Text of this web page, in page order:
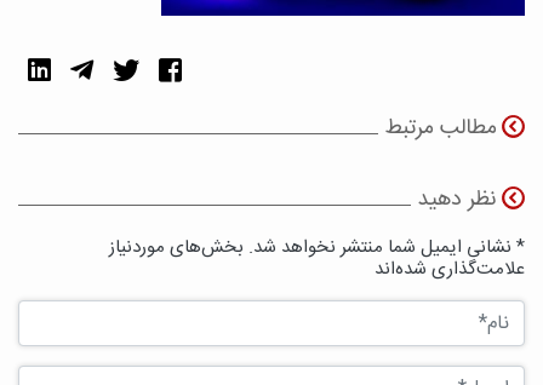
مطالب مرتبط
نظر دهید
* نشانی ایمیل شما منتشر نخواهد شد. بخش‌های موردنیاز
علامت‌گذاری شده‌اند